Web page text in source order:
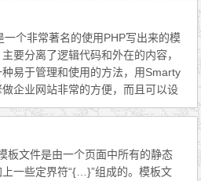
一个非常著名的使用PHP写出来的模
要分离了逻辑代码和外在的内容，
易于管理和使用的方法，用Smarty
企业网站非常的方便，而且可以设
文件，大大提高了网页打开速度，
php语言的用法都是相通的，而要
签却不是一件很容易的事情，所以
板文件是由一个页面中所有的静态
上一些定界符“{…}”组成的。模板文